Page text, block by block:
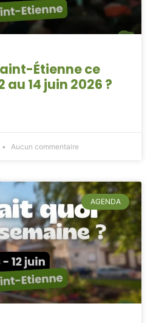
Étienne ce
au 14 juin 2026 ?
Aucun commentaire
AGENDA